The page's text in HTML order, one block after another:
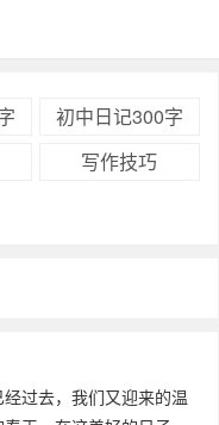
初中日记300字
写作技巧
过去，我们又迎来的温